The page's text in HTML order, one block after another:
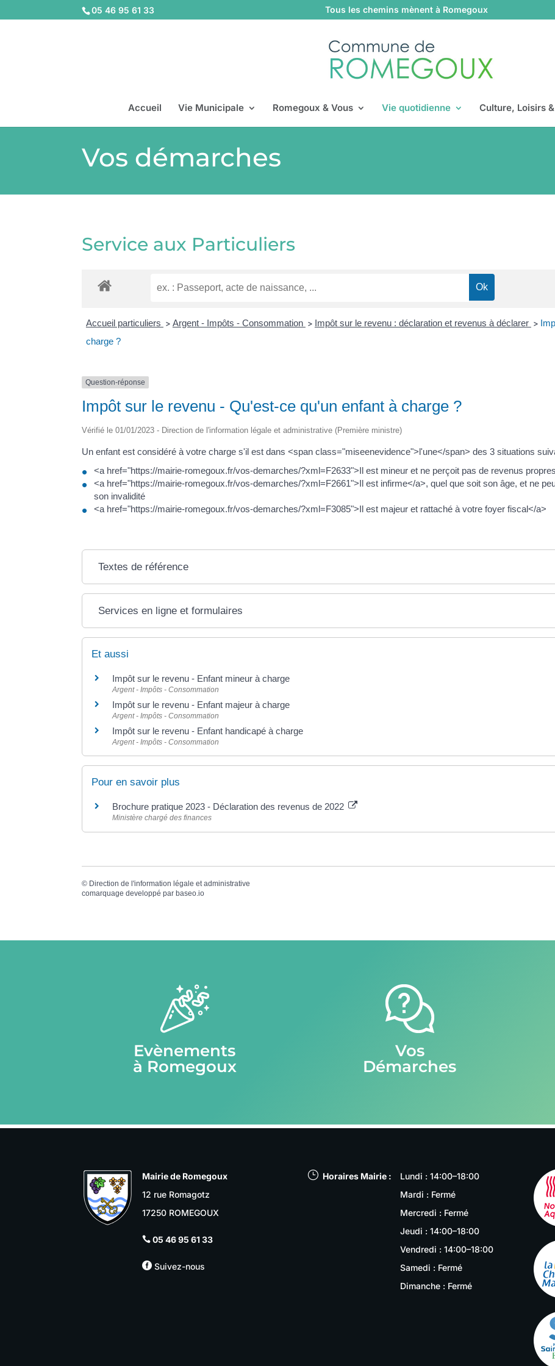
05 46 95 61 33 Tous les chemins mènent à Romegoux
Accueil Vie Municipale Romegoux & Vous Vie quotidienne Culture, Loisirs
Vos démarches
Service aux Particuliers
Accueil particuliers > Argent - Impôts - Consommation > Impôt sur le revenu : déclaration et revenus à déclarer >
charge ?
Question-réponse
Impôt sur le revenu - Qu'est-ce qu'un enfant à charge ?
Vérifié le 01/01/2023 - Direction de l'information légale et administrative (Première ministre)
Un enfant est considéré à votre charge s'il est dans <span class="miseenevidence">l'une</span> des 3 situations
<a href="https://mairie-romegoux.fr/vos-demarches/?xml=F2633">Il est mineur et ne perçoit pas de revenus
<a href="https://mairie-romegoux.fr/vos-demarches/?xml=F2661">Il est infirme</a>, quel que soit son âge, et ne
son invalidité
<a href="https://mairie-romegoux.fr/vos-demarches/?xml=F3085">Il est majeur et rattaché à votre foyer fiscal</a>
Textes de référence
Services en ligne et formulaires
Et aussi
Impôt sur le revenu - Enfant mineur à charge
Argent - Impôts - Consommation
Impôt sur le revenu - Enfant majeur à charge
Argent - Impôts - Consommation
Impôt sur le revenu - Enfant handicapé à charge
Argent - Impôts - Consommation
Pour en savoir plus
Brochure pratique 2023 - Déclaration des revenus de 2022
Ministère chargé des finances
© Direction de l'information légale et administrative
comarquage developpé parbaseo.io
Evènements
à Romegoux
Vos
Démarches
Mairie de Romegoux
12 rue Romagotz
17250 ROMEGOUX
 05 46 95 61 33
 Suivez-nous
} Horaires Mairie :
Lundi : 14:00–18:00
Mardi : Fermé
Mercredi : Fermé
Jeudi : 14:00–18:00
Vendredi : 14:00–18:00
Samedi : Fermé
Dimanche : Fermé